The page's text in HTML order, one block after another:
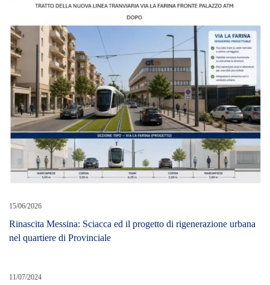
15/06/2026
Rinascita Messina: Sciacca ed il progetto di rigenerazione urbana
nel quartiere di Provinciale
11/07/2024